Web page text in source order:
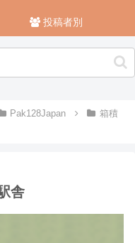
投稿者別
Pak128Japan
箱積
舎